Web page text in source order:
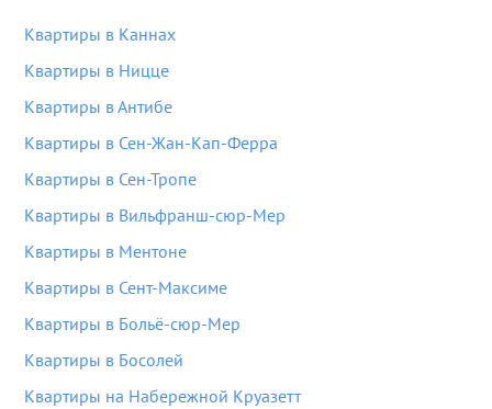
Квартиры в Каннах
Квартиры в Ницце
Квартиры в Антибе
Квартиры в Сен-Жан-Кап-Ферра
Квартиры в Сен-Тропе
Квартиры в Вильфранш-сюр-Мер
Квартиры в Ментоне
Квартиры в Сент-Максиме
Квартиры в Больё-сюр-Мер
Квартиры в Босолей
Квартиры на Набережной Круазетт